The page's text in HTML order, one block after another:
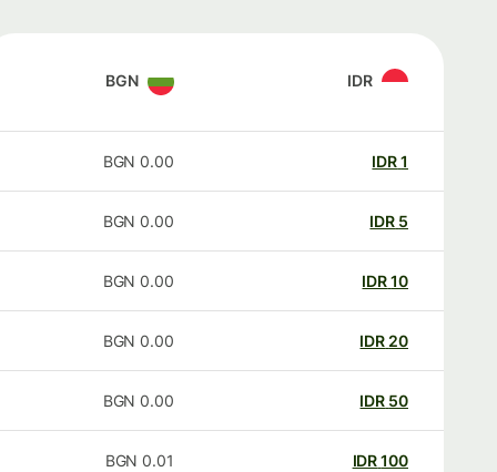
IDR
BGN
IDR
0.00
BGN
IDR
0.00
BGN
IDR
0.00
BGN
20
IDR
0.00
BGN
50
IDR
0.00
BGN
100
IDR
0.01
BGN